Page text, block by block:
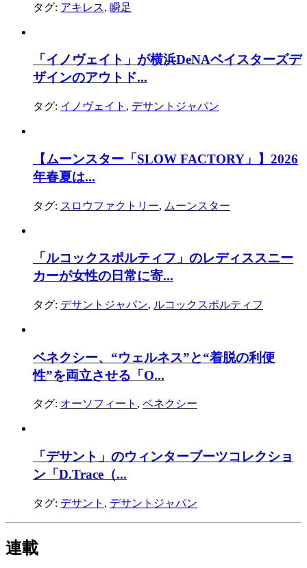
タグ: アキレス, 瞬足
「イノヴェイト」が横浜DeNAベイスターズデ
ザインのアウトド...
タグ: イノヴェイト , デサントジャパン
【ムーンスター「SLOW FACTORY」】2026
年春夏は...
タグ: スロウファクトリー, ムーンスター
「ルコックスポルティフ」のレディススニー
カーが女性の日常に寄...
タグ: デサントジャパン, ルコックスポルティフ
ベネクシー、“ウェルネス”と“着脱の利便
性”を両立させる「O...
タグ: オーソフィート , ベネクシー
「デサント」のウィンターブーツコレクショ
ン「D.Trace（...
タグ: デサント , デサントジャパン
連載